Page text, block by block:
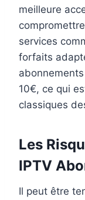
meilleure
services
forfaits
10€, ce qui
classiques
Les
IPTV
Il peut être